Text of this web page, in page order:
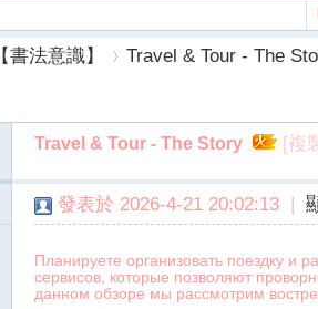
【書法意識】
Travel & Tour - The
Travel & Tour - The Story [複
發表於 2026-4-21 20:02:13 |
Планируете организовать поездку и
сервисов, которые позволяют
данном обзоре мы рассмотрим